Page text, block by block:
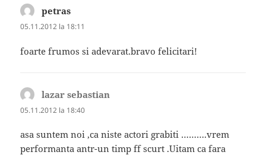
petras
05.11.2012 la 18:11
foarte frumos si adevarat.bravo felicitari!
lazar sebastian
05.11.2012 la 18:40
asa suntem noi ,ca niste actori grabiti ……….vrem
performanta antr-un timp ff scurt .Uitam ca fara